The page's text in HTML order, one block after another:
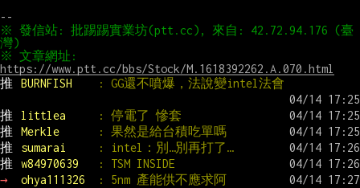
※ 發信站: 批踢踢實業坊(ptt.cc), 來自: 42.72.94.176 (臺
https://www.ptt.cc/bbs/Stock/M.1618392262.A.070.html
推
BURNFISH : GG還不噴爆，法說變intel法會
推 littlea
: 停電了 慘套
推
Merkle
: 果然是給台積吃單嗎
推
sumarai
: intel：別…別再打了…
推
w84970639
: TSM INSIDE
→
ohya111326
: 5nm 產能供不應求阿